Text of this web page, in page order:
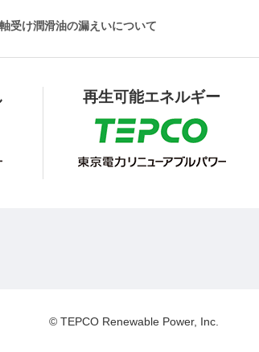
受け潤滑油の漏えいについて
再生可能エネルギー
© TEPCO Renewable Power, Inc.